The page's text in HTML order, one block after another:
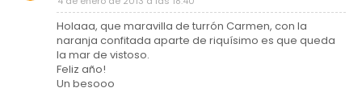
Holaaa, que maravilla de turrón Carmen, con la
naranja confitada aparte de riquísimo es que queda
la mar de vistoso.
Feliz año!
Un besooo